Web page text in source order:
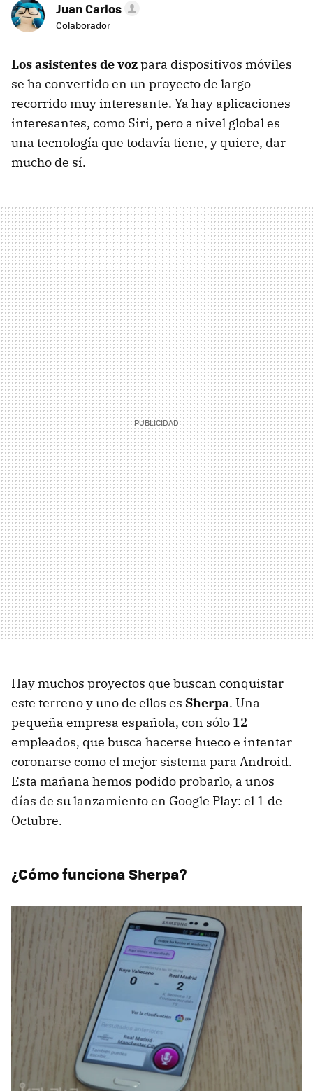
Juan Carlos
Colaborador
Los asistentes de vozpara dispositivos móviles
se ha convertido en un proyecto de largo
recorrido muy interesante. Ya hay aplicaciones
interesantes, como Siri, pero a nivel global es
una tecnología que todavía tiene, y quiere, dar
mucho de sí.
Hay muchos proyectos que buscan conquistar
este terreno y uno de ellos es Sherpa. Una
pequeña empresa española, con sólo 12
empleados, que busca hacerse hueco e intentar
coronarse como el mejor sistema para Android.
Esta mañana hemos podido probarlo, a unos
días de su lanzamiento en Google Play: el 1 de
Octubre.
¿Cómo funciona Sherpa?